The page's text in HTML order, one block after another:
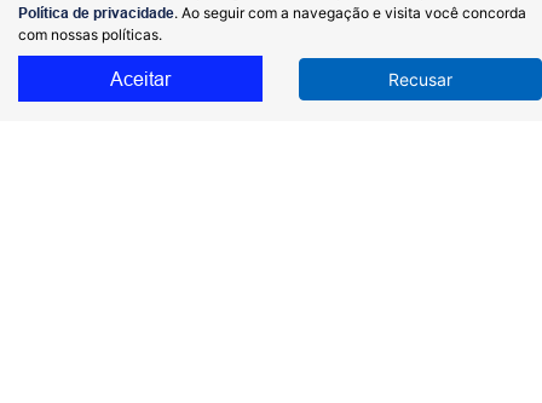
Código de Ética e Conduta
Política de privacidade. Ao seguir com a navegação e visita você concorda
com nossas políticas.
Aceitar Recusar